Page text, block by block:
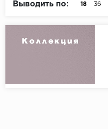
Клинкер
Выводить по: 18 36